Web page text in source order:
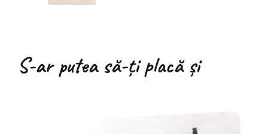
S-ar putea să-ți placă și